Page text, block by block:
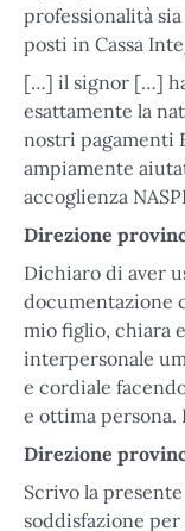
professionalità
posti in Cassa
[…] il signor […]
esattamente la
nostri pagamenti
ampiamente
accoglienza
Direzione
Dichiaro di aver
documentazione
mio figlio, chiara
interpersonale
e cordiale
e ottima
Direzione
Scrivo la
soddisfazione